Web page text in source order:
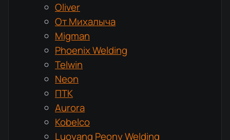
Oliver
От Михалыча
Migman
Phoenix Welding
Telwin
Neon
ПТК
Aurora
Kobelco
Luoyang Peony Welding